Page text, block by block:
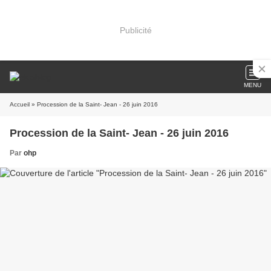
Publicité
MENU
Accueil » Procession de la Saint- Jean - 26 juin 2016
Procession de la Saint- Jean - 26 juin 2016
Par ohp